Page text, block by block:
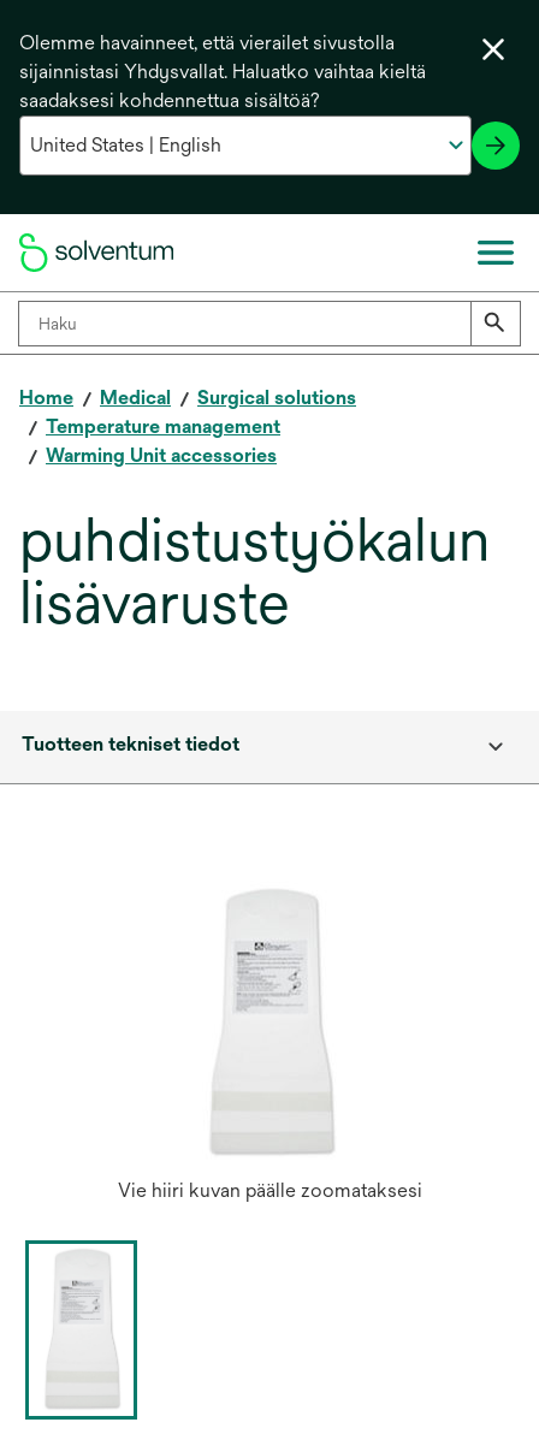
Olemme havainneet, että vierailet sivustolla
sijainnistasi Yhdysvallat. Haluatko vaihtaa kieltä
saadaksesi kohdennettua sisältöä?
Home Medical
Surgical solutions
Temperature management
Warming Unit accessories
puhdistustyökalun
lisävaruste
Tuotteen tekniset tiedot
Vie hiiri kuvan päälle zoomataksesi